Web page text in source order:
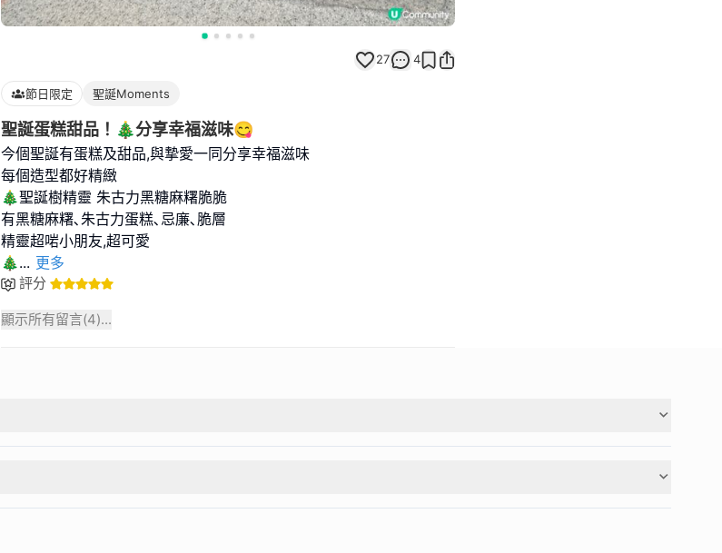
27 4
節日限定 聖誕Moments
聖誕蛋糕甜品！🎄分享幸福滋味😋
今個聖誕有蛋糕及甜品,與摯愛一同分享幸福滋味
每個造型都好精緻
🎄聖誕樹精靈 朱古力黑糖麻糬脆脆
有黑糖麻糬､朱古力蛋糕､忌廉､脆層
精靈超啱小朋友,超可愛
🎄... 更多
評分
顯示所有留言(4)...